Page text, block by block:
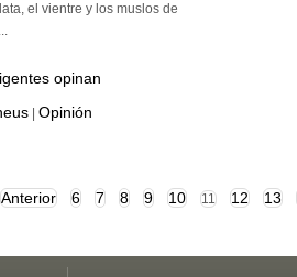
el vientre y los muslos de
opinan
Opinión
Anterior 6 7 8 9 10 11 12 13